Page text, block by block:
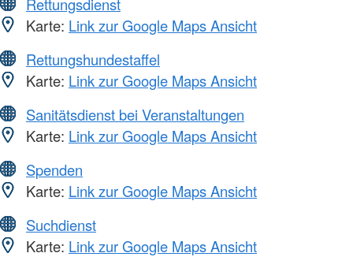
Karte: Link zur Google Maps Ansicht
Rettungshundestaffel
Karte: Link zur Google Maps Ansicht
Sanitätsdienst bei Veranstaltungen
Karte: Link zur Google Maps Ansicht
Spenden
Karte: Link zur Google Maps Ansicht
Suchdienst
Karte: Link zur Google Maps Ansicht